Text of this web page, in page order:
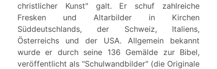
christlicher Kunst" galt. Er schuf zahlreiche
Fresken und Altarbilder in Kirchen
Süddeutschlands, der Schweiz, Italiens,
Österreichs und der USA. Allgemein bekannt
wurde er durch seine 136 Gemälde zur Bibel,
veröffentlicht als "Schulwandbilder" (die Originale